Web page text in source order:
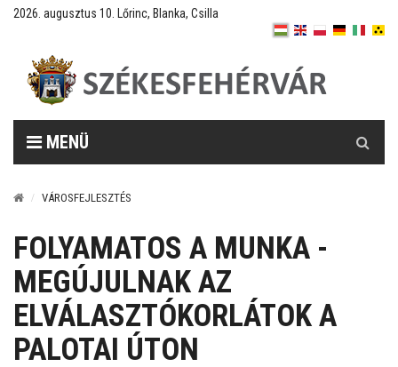
2026. augusztus 10. Lőrinc, Blanka, Csilla
MENÜ
VÁROSFEJLESZTÉS
FOLYAMATOS A MUNKA -
MEGÚJULNAK AZ
ELVÁLASZTÓKORLÁTOK A
PALOTAI ÚTON